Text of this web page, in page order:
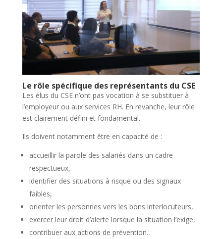
Le rôle spécifique des représentants du CSE
Les élus du CSE n’ont pas vocation à se substituer à
l’employeur ou aux services RH. En revanche, leur rôle
est clairement défini et fondamental.
Ils doivent notamment être en capacité de :
accueillir la parole des salariés dans un cadre
respectueux,
identifier des situations à risque ou des signaux
faibles,
orienter les personnes vers les bons interlocuteurs,
exercer leur droit d’alerte lorsque la situation l’exige,
contribuer aux actions de prévention.